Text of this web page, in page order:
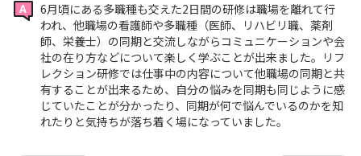
6月頃にある多職種も交えた2日間の研修は職場を離れて行
われ、他職場の看護師や多職種（医師、リハビリ職、薬剤
師、栄養士）の同期と交流しながらコミュニケーションや会
社の在り方などについて楽しく学ぶことが出来ました。リフ
レクション研修では仕事中の内容について他職場の同期と共
有することが出来るため、自分の悩みを同期も同じように感
じていたことが分かったり、同期が何で悩んでいるのかを知
れたりと気持ちが落ち着く場になっていました。